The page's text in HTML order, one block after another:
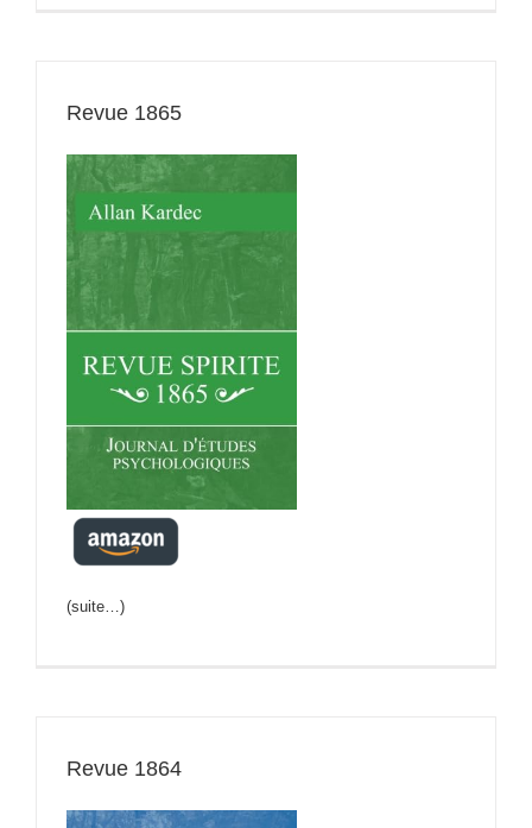
Revue 1865
(suite…)
Revue 1864